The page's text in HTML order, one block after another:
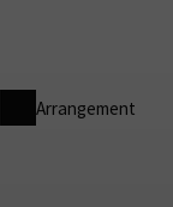
Arrangement